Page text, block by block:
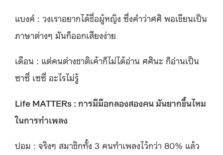
แบงค์ : วงเราอยากได้ชื่อผู้หญิง ซึ่งคำว่าศศิ พอเขียนเป็น
ภาษาต่างๆ มันก็ออกเสียงง่าย
เดือน : แต่คนต่างชาติเค้าก็ไม่ได้อ่าน ศศินะ ก็อ่านเป็น
ซาซี่ เซซี่ อะไรไม่รู้
Life MATTERs : การมีมือกลองสองคน มันยากขึ้นไหม
ในการทำเพลง
ปอม : จริงๆ สมาชิกทั้ง 3 คนทำเพลงไว้กว่า 80% แล้ว